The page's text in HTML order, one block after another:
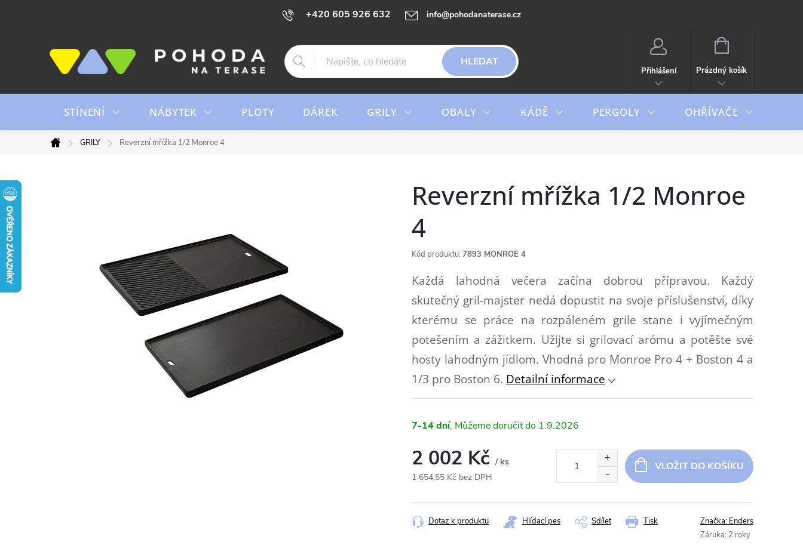
+420 605 926 632 info@pohodanaterase.cz
HLEDAT
Přihlášení
NÁKUPNÍ
Prázdný košík
STÍNENÍ NÁBYTEK PLOTY DÁREK GRILY OBALY KÁDĚ PERGOLY OHŘÍVAČE
Domů
GRILY Reverzní mřížka 1/2 Monroe 4
Reverzní mřížka 1/2 Monroe
4
Kód produktu: 7893 MONROE 4
Každá lahodná večera začína dobrou přípravou. Každý
skutečný gril-majster nedá dopustit na svoje příslušenství, díky
kterému se práce na rozpáleném grile stane i vyjímečným
potešením a zážitkem. Užijte si grilovací arómu a potěšte své
hosty lahodným jídlom. Vhodná pro Monroe Pro 4 + Boston 4 a
1/3 pro Boston 6. Detailní informace
7-14 dní 1.9.2026
2 002 Kč / ks
1 654,55 Kč bez DPH
cena:
VLOŽIT DO KOŠÍKU
Tisk
Dotaz k produktu Hlídací pes Sdílet Značka: Enders
Záruka: 2 roky